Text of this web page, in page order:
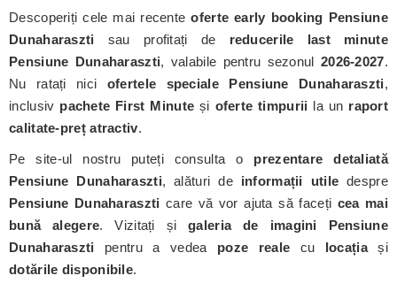
Descoperiți cele mai recenteoferte early booking Pensiune
Dunaharaszti sau profitați de reducerile last minute
Pensiune Dunaharaszti, valabile pentru sezonul 2026-2027.
Nu ratați nici ofertele speciale Pensiune Dunaharaszti,
inclusiv pachete First Minute și oferte timpurii la un raport
calitate-preț atractiv.
Pe site-ul nostru puteți consulta o prezentare detaliată
Pensiune Dunaharaszti, alături de informații utile despre
Pensiune Dunaharaszti care vă vor ajuta să faceți cea mai
bună alegere. Vizitați șigaleria de imagini Pensiune
Dunaharaszti pentru a vedea poze reale cu locațiași
dotările disponibile.